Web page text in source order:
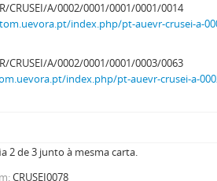
CRUSEI/A/0002/0001/0001/0001/0014
index.php/pt-auevr-crusei-a-
CRUSEI/A/0002/0001/0001/0003/0063
index.php/pt-auevr-crusei-a-
2 de 3 junto à mesma carta.
CRUSEI0078